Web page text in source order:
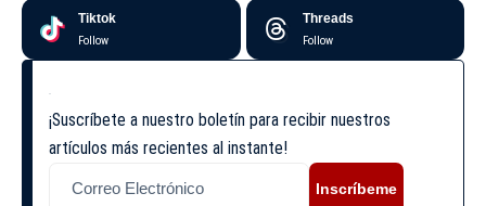
Tiktok
Follow
Threads
Follow
¡Suscríbete a nuestro boletín para recibir nuestros
artículos más recientes al instante!
Inscríbeme